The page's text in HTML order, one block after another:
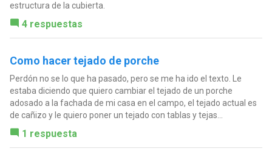
estructura de la cubierta.
4 respuestas
Como hacer tejado de porche
Perdón no se lo que ha pasado, pero se me ha ido el texto. Le
estaba diciendo que quiero cambiar el tejado de un porche
adosado a la fachada de mi casa en el campo, el tejado actual es
de cañizo y le quiero poner un tejado con tablas y tejas...
1 respuesta